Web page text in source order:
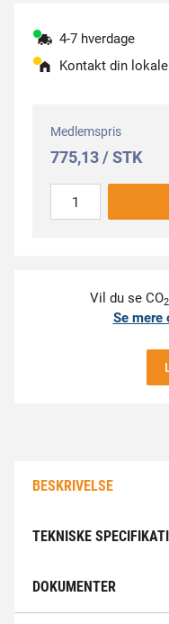
4-7 hverdage
Kontakt din lokale
Medlemspris
775,13 / STK
Vil du se CO2
Se mere
BESKRIVELSE
TEKNISKE
DOKUMENTER